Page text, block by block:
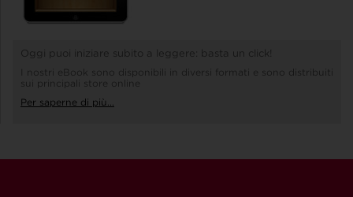
Oggi puoi iniziare subito a leggere: basta un click!
I nostri eBook sono disponibili in diversi formati e sono distribuiti
sui principali store online
Per saperne di più...